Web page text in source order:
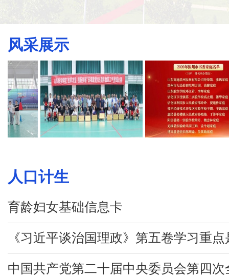
风采展示
人口计生
育龄妇女基础信息卡
《习近平谈治国理政》第五卷学习重
中国共产党第二十届中央委员会第四次